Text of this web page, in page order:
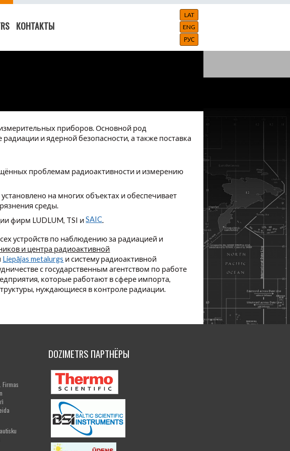
КОНТАКТЫ
LAT
ENG
РУС
приборов. Основной род
и ядерной безопасности, а также поставка
проблемам радиоактивности и измерению
на многих объектах и обеспечивает
среды.
фирм LUDLUM, TSI иSAIC.
устройств по наблюдению за радиацией и
и центра радиоактивной
Liepājas metalurgs и систему радиоактивной
с государственным агентством по работе
которые работают в сфере импорта,
нуждающиеся в контроле радиации.
Firmas
DOZIMETRS ПАРТНЁРЫ